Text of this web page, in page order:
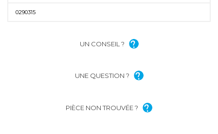
0290315
UN CONSEIL ?
UNE QUESTION ?
PIÈCE NON TROUVÉE ?